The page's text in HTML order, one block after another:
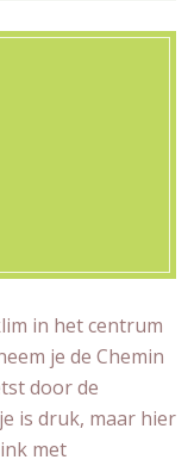
in het centrum
je de Chemin
door de
is druk, maar hier
met